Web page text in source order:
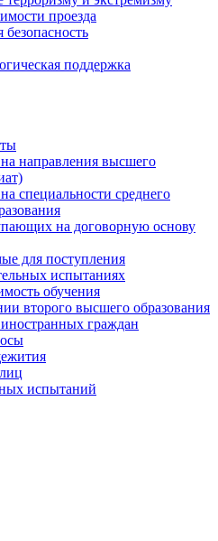
проезда
поддержка
направления высшего
специальности среднего
на договорную основу
для поступления
испытаниях
обучения
второго высшего образования
граждан
испытаний